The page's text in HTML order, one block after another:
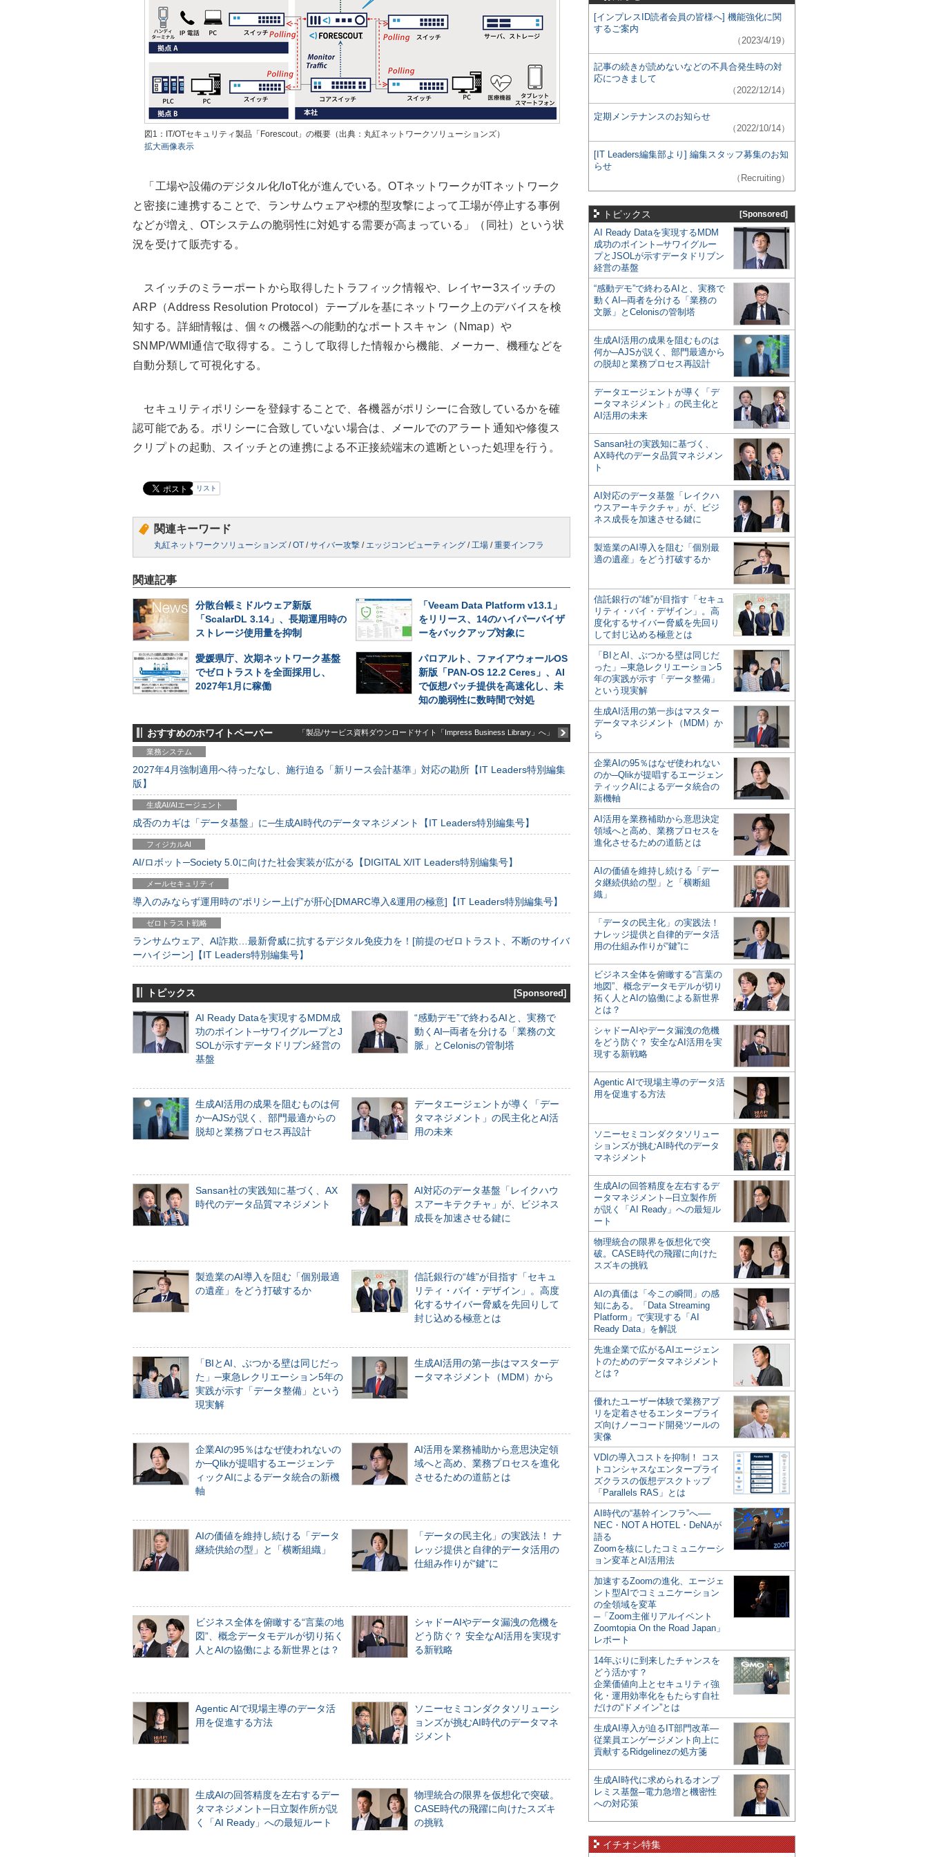
図1：IT/OTセキュリティ製品「Forescout」の概要（出典：丸紅ネットワークソリューションズ）
拡大画像表示
「工場や設備のデジタル化/IoT化が進んでいる。OTネットワークがITネットワーク
と密接に連携することで、ランサムウェアや標的型攻撃によって工場が停止する事例
などが増え、OTシステムの脆弱性に対処する需要が高まっている」（同社）という状
況を受けて販売する。
スイッチのミラーポートから取得したトラフィック情報や、レイヤー3スイッチの
ARP（Address Resolution Protocol）テーブルを基にネットワーク上のデバイスを検
知する。詳細情報は、個々の機器への能動的なポートスキャン（Nmap）や
SNMP/WMI通信で取得する。こうして取得した情報から機能、メーカー、機種などを
自動分類して可視化する。
セキュリティポリシーを登録することで、各機器がポリシーに合致しているかを確
認可能である。ポリシーに合致していない場合は、メールでのアラート通知や修復ス
クリプトの起動、スイッチとの連携による不正接続端末の遮断といった処理を行う。
リスト
関連キーワード
丸紅ネットワークソリューションズ /OT /サイバー攻撃 / エッジコンピューティング /工場 /重要インフラ
関連記事
分散台帳ミドルウェア新版
「ScalarDL 3.14」、長期運用時の
ストレージ使用量を抑制
「Veeam Data Platform v13.1」
をリリース、14のハイパーバイザ
ーをバックアップ対象に
愛媛県庁、次期ネットワーク基盤
でゼロトラストを全面採用し、
2027年1月に稼働
パロアルト、ファイアウォールOS
新版「PAN-OS 12.2 Ceres」、AI
で仮想パッチ提供を高速化し、未
知の脆弱性に数時間で対処
おすすめのホワイトペーパー 「製品/サービス資料ダウンロードサイト「Impress Business Library」へ」
業務システム
2027年4月強制適用へ待ったなし、施行迫る「新リース会計基準」対応の勘所【IT Leaders特別編集
版】
生成AI/AIエージェント
成否のカギは「データ基盤」に─生成AI時代のデータマネジメント【IT Leaders特別編集号】
フィジカルAI
AI/ロボット─Society 5.0に向けた社会実装が広がる【DIGITAL X/IT Leaders特別編集号】
メールセキュリティ
導入のみならず運用時の“ポリシー上げ”が肝心[DMARC導入&運用の極意]【IT Leaders特別編集号】
ゼロトラスト戦略
ランサムウェア、AI詐欺…最新脅威に抗するデジタル免疫力を！[前提のゼロトラスト、不断のサイバ
ーハイジーン]【IT Leaders特別編集号】
トピックス [Sponsored]
AI Ready Dataを実現するMDM成
功のポイント─サワイグループとJ
SOLが示すデータドリブン経営の
基盤
“感動デモ”で終わるAIと、実務で
動くAI─両者を分ける「業務の文
脈」とCelonisの管制塔
生成AI活用の成果を阻むものは何
か─AJSが説く、部門最適からの
脱却と業務プロセス再設計
データエージェントが導く「デー
タマネジメント」の民主化とAI活
用の未来
Sansan社の実践知に基づく、AX
時代のデータ品質マネジメント
AI対応のデータ基盤「レイクハウ
スアーキテクチャ」が、ビジネス
成長を加速させる鍵に
製造業のAI導入を阻む「個別最適
の遺産」をどう打破するか
信託銀行の“雄”が目指す「セキュ
リティ・バイ・デザイン」。高度
化するサイバー脅威を先回りして
封じ込める極意とは
「BIとAI、ぶつかる壁は同じだっ
た」─東急レクリエーション5年の
実践が示す「データ整備」という
現実解
生成AI活用の第一歩はマスターデ
ータマネジメント（MDM）から
企業AIの95％はなぜ使われないの
か─Qlikが提唱するエージェンテ
ィックAIによるデータ統合の新機
軸
AI活用を業務補助から意思決定領
域へと高め、業務プロセスを進化
させるための道筋とは
AIの価値を維持し続ける「データ
継続供給の型」と「横断組織」
「データの民主化」の実践法！ ナ
レッジ提供と自律的データ活用の
仕組み作りが“鍵”に
ビジネス全体を俯瞰する“言葉の地
図”、概念データモデルが切り拓く
人とAIの協働による新世界とは？
シャドーAIやデータ漏洩の危機を
どう防ぐ？ 安全なAI活用を実現す
る新戦略
Agentic AIで現場主導のデータ活
用を促進する方法
ソニーセミコンダクタソリューシ
ョンズが挑むAI時代のデータマネ
ジメント
生成AIの回答精度を左右するデー
タマネジメント─日立製作所が説
く「AI Ready」への最短ルート
物理統合の限界を仮想化で突破。
CASE時代の飛躍に向けたスズキ
の挑戦
[インプレスID読者会員の皆様へ] 機能強化に関
するご案内
（2023/4/19）
記事の続きが読めないなどの不具合発生時の対
応につきまして
（2022/12/14）
定期メンテナンスのお知らせ
（2022/10/14）
[IT Leaders編集部より] 編集スタッフ募集のお知
らせ
（Recruiting）
トピックス [Sponsored]
AI Ready Dataを実現するMDM
成功のポイント─サワイグルー
プとJSOLが示すデータドリブン
経営の基盤
“感動デモ”で終わるAIと、実務で
動くAI─両者を分ける「業務の
文脈」とCelonisの管制塔
生成AI活用の成果を阻むものは
何か─AJSが説く、部門最適から
の脱却と業務プロセス再設計
データエージェントが導く「デ
ータマネジメント」の民主化と
AI活用の未来
Sansan社の実践知に基づく、
AX時代のデータ品質マネジメン
ト
AI対応のデータ基盤「レイクハ
ウスアーキテクチャ」が、ビジ
ネス成長を加速させる鍵に
製造業のAI導入を阻む「個別最
適の遺産」をどう打破するか
信託銀行の“雄”が目指す「セキュ
リティ・バイ・デザイン」。高
度化するサイバー脅威を先回り
して封じ込める極意とは
「BIとAI、ぶつかる壁は同じだ
った」─東急レクリエーション5
年の実践が示す「データ整備」
という現実解
生成AI活用の第一歩はマスター
データマネジメント（MDM）か
ら
企業AIの95％はなぜ使われない
のか─Qlikが提唱するエージェン
ティックAIによるデータ統合の
新機軸
AI活用を業務補助から意思決定
領域へと高め、業務プロセスを
進化させるための道筋とは
AIの価値を維持し続ける「デー
タ継続供給の型」と「横断組
織」
「データの民主化」の実践法！
ナレッジ提供と自律的データ活
用の仕組み作りが“鍵”に
ビジネス全体を俯瞰する“言葉の
地図”、概念データモデルが切り
拓く人とAIの協働による新世界
とは？
シャドーAIやデータ漏洩の危機
をどう防ぐ？ 安全なAI活用を実
現する新戦略
Agentic AIで現場主導のデータ活
用を促進する方法
ソニーセミコンダクタソリュー
ションズが挑むAI時代のデータ
マネジメント
生成AIの回答精度を左右するデ
ータマネジメント─日立製作所
が説く「AI Ready」への最短ル
ート
物理統合の限界を仮想化で突
破。CASE時代の飛躍に向けた
スズキの挑戦
AIの真価は「今この瞬間」の感
知にある。「Data Streaming
Platform」で実現する「AI
Ready Data」を解説
先進企業で広がるAIエージェン
トのためのデータマネジメント
とは？
優れたユーザー体験で業務アプ
リを定着させるエンタープライ
ズ向けノーコード開発ツールの
実像
VDIの導入コストを抑制！ コス
トコンシャスなエンタープライ
ズクラスの仮想デスクトップ
「Parallels RAS」とは
AI時代の“基幹インフラ”へ──
NEC・NOT A HOTEL・DeNAが
語る
Zoomを核にしたコミュニケーシ
ョン変革とAI活用法
加速するZoomの進化、エージェ
ント型AIでコミュニケーション
の全領域を変革
─「Zoom主催リアルイベント
Zoomtopia On the Road Japan」
レポート
14年ぶりに到来したチャンスを
どう活かす？
企業価値向上とセキュリティ強
化・運用効率化をもたらす自社
だけの“ドメイン”とは
生成AI導入が迫るIT部門改革―
従業員エンゲージメント向上に
貢献するRidgelinezの処方箋
生成AI時代に求められるオンプ
レミス基盤─電力急増と機密性
への対応策
イチオシ特集